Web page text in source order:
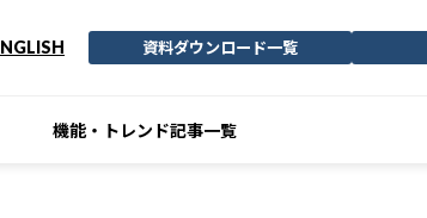
資料ダウンロード一覧
機能・トレンド記事一覧